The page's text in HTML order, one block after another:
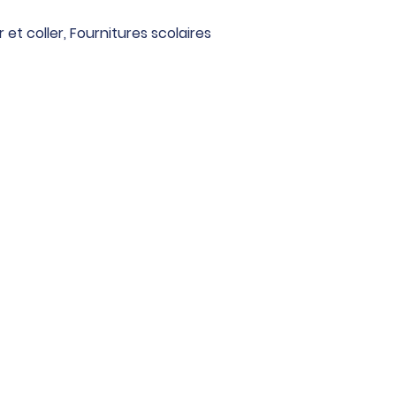
et coller, Fournitures scolaires